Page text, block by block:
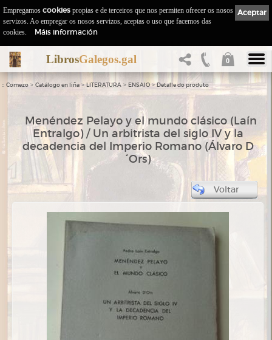
LibrosGalegos.gal 0
:: Comezo > Catálogo en liña > LITERATURA > ENSAIO >Detalle do produto
Menéndez Pelayo y el mundo clásico (Laín
Entralgo) / Un arbitrista del siglo IV y la
decadencia del Imperio Romano (Álvaro D
´Ors)
Voltar
Aceptar
Empregamos cookies propias e de terceiros que nos permiten ofrecer os nosos
servizos. Ao empregar os nosos servizos, aceptas o uso que facemos das
cookies.
Máis información